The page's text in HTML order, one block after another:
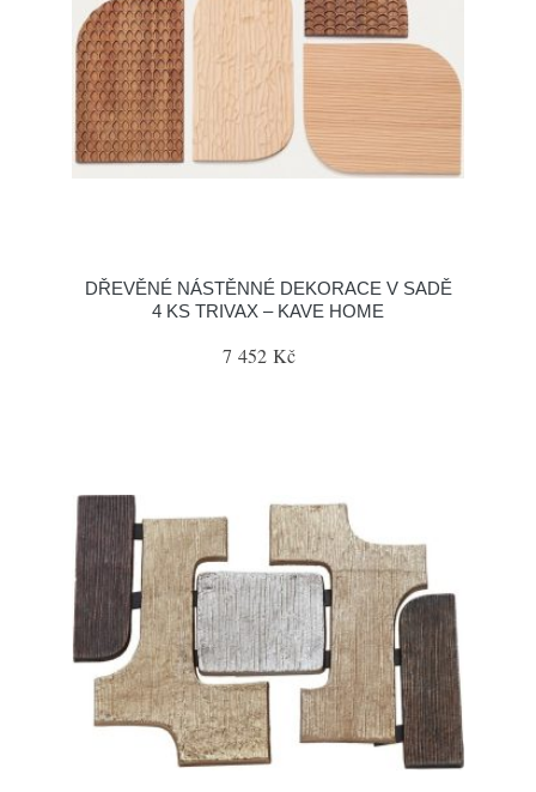
DŘEVĚNÉ NÁSTĚNNÉ DEKORACE V SADĚ
4 KS TRIVAX – KAVE HOME
7 452 Kč